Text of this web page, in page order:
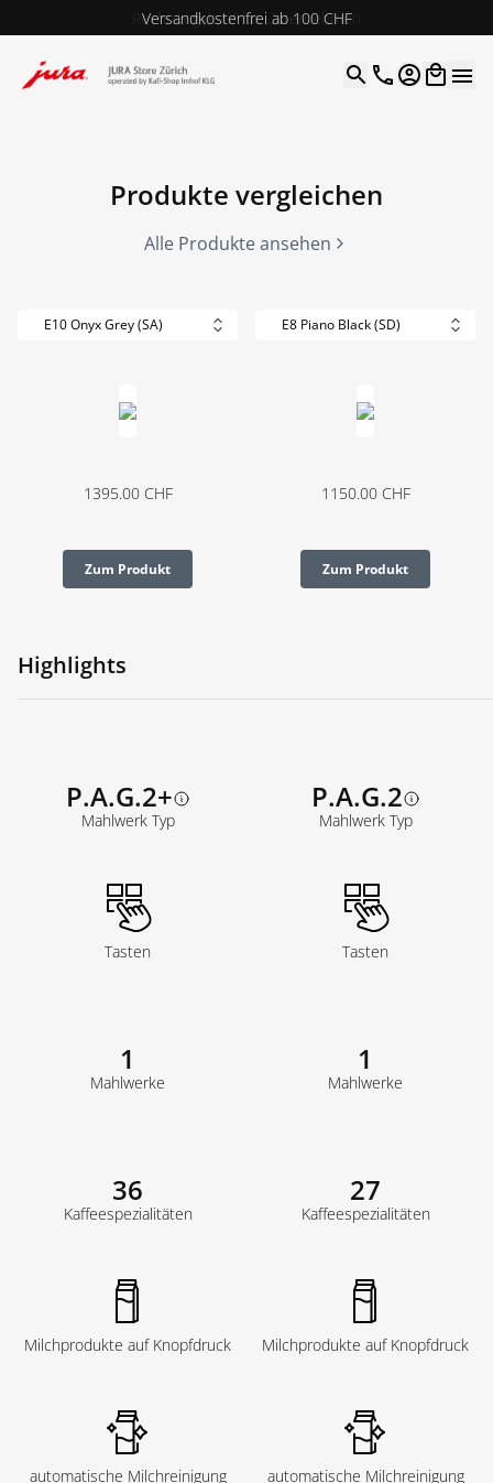
Versandkostenfrei ab 100 CHF
Rechnungskauf für Unternehmen
4.9| 5.0 Google
Open
Produkte vergleichen
Alle Produkte ansehen
E10 Onyx Grey (SA)
1395.00CHF
Zum Produkt
E8 Piano Black (SD)
1150.00CHF
Zum Produkt
Highlights
P.A.G.2+
Mahlwerk Typ
Tasten
1
Mahlwerke
36
Kaffeespezialitäten
Milchprodukte auf Knopfdruck
automatische Milchreinigung
P.A.G.2
Mahlwerk Typ
Tasten
1
Mahlwerke
27
Kaffeespezialitäten
Milchprodukte auf Knopfdruck
automatische Milchreinigung